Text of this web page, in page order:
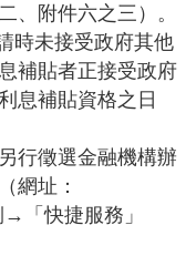
、附件六之三）。
時未接受政府其他
補貼者正接受政府
息補貼資格之日
行徵選金融機構辦
網址：
→「快捷服務」